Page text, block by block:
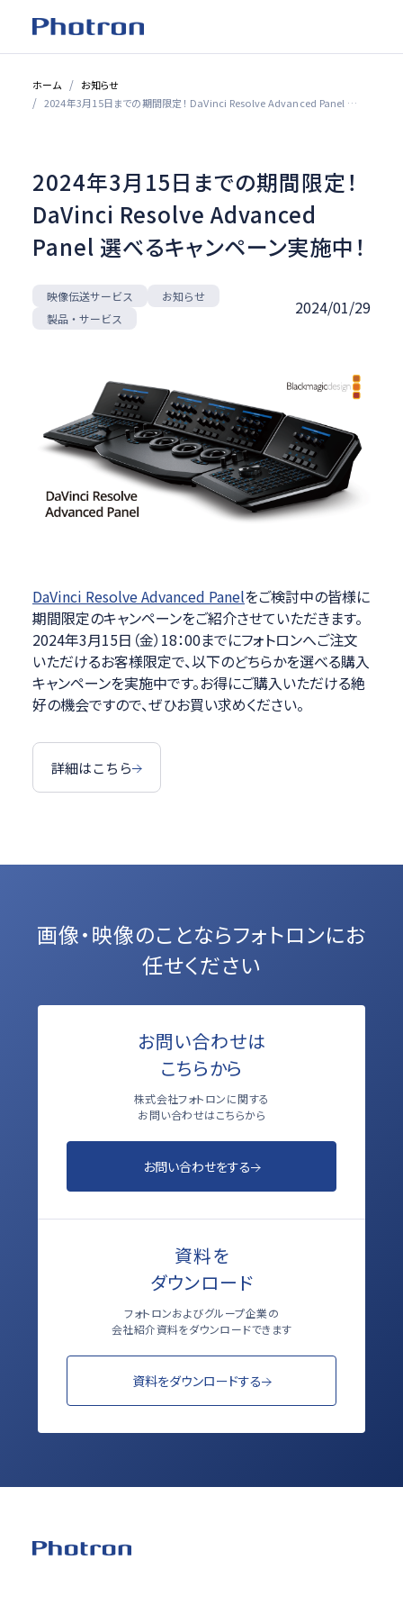
ホーム
お知らせ
2024年3月15日までの期間限定！ DaVinci Resolve Advanced Panel 選べるキャンペーン実施中！
2024年3月15日までの期間限定！
DaVinci Resolve Advanced
Panel 選べるキャンペーン実施中！
映像伝送サービス お知らせ
製品・サービス
2024/01/29
DaVinci Resolve Advanced Panelをご検討中の皆様に
期間限定のキャンペーンをご紹介させていただきます。
2024年3月15日（金）18：00までにフォトロンへご注文
いただけるお客様限定で、以下のどちらかを選べる購入
キャンペーンを実施中です。お得にご購入いただける絶
好の機会ですので、ぜひお買い求めください。
詳細はこちら
画像・映像のことならフォトロンにお
任せください
お問い合わせは
こちらから
株式会社フォトロンに関する
お問い合わせはこちらから
お問い合わせをする
資料を
ダウンロード
フォトロンおよびグループ企業の
会社紹介資料をダウンロードできます
資料をダウンロードする